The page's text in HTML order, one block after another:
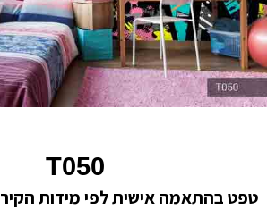
T050
טפט בהתאמה אישית לפי מידות הקיר